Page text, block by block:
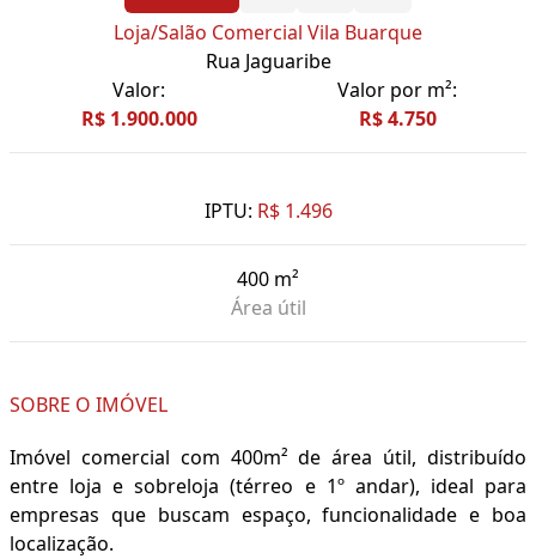
Loja/Salão Comercial Vila Buarque
Rua Jaguaribe
Valor:
R$ 1.900.000
Valor por m²:
R$ 4.750
IPTU: R$ 1.496
400 m²
Área útil
SOBRE O IMÓVEL
Imóvel comercial com 400m² de área útil, distribuído
entre loja e sobreloja (térreo e 1º andar), ideal para
empresas que buscam espaço, funcionalidade e boa
localização.